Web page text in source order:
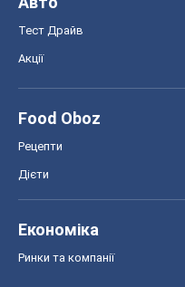
Тест Драйв
Акції
Food Oboz
Рецепти
Дієти
Економіка
Ринки та компанії